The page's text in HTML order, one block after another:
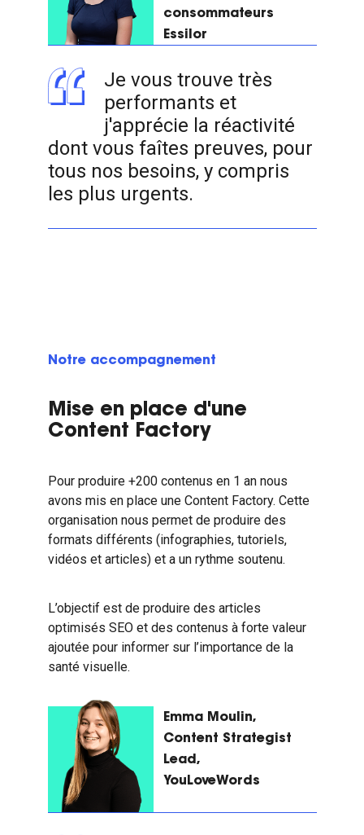
consommateurs
Essilor
Je vous trouve très
performants et
j'apprécie la réactivité
dont vous faîtes preuves, pour
tous nos besoins, y compris
les plus urgents.
Notre accompagnement
Mise en place d'une
Content Factory
Pour produire +200 contenus en 1 an nous
avons mis en place une Content Factory. Cette
organisation nous permet de produire des
formats différents (infographies, tutoriels,
vidéos et articles) et a un rythme soutenu.
L’objectif est de produire des articles
optimisés SEO et des contenus à forte valeur
ajoutée pour informer sur l’importance de la
santé visuelle.
Emma Moulin,
Content Strategist
Lead,
YouLoveWords